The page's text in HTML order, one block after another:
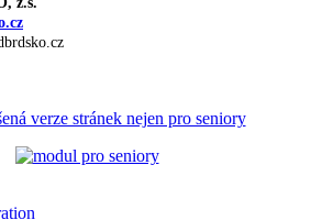
verze stránek nejen pro seniory